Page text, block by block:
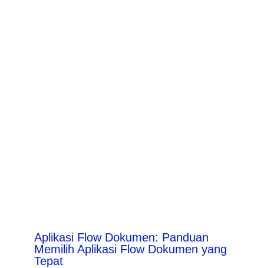
Aplikasi Flow Dokumen: Panduan
Memilih Aplikasi Flow Dokumen yang
Tepat